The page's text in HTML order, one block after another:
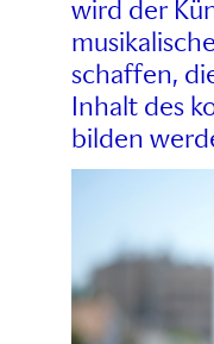
wird der
schaffen,
Inhalt des
bilden